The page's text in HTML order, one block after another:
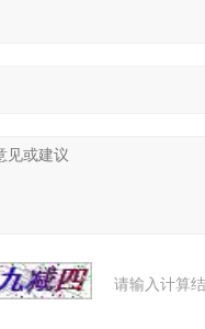
请输入计算